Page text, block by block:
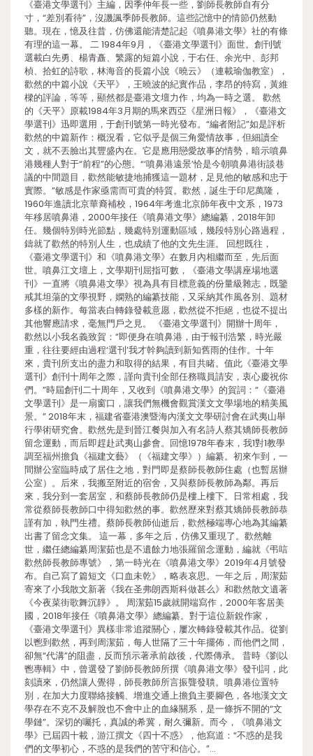
《臺港文學選刊》主編，因季仲年長一些，劉師長教師自有分
寸，“差別看待”，沒譏諷季師長教師。這些記憶中的情節仍然動
聽。現在，憶及往昔，仿佛還能清楚記起《噴鼻港文學》社的有條
有理的這一幕。 二 1984年9月，《臺港文學選刊》面世。創刊號
選載白先勇、楊青矗、繁露的短篇小說，于右任、余光中、彭邦
楨、拾虹的詩歌，林海音的長篇小說《曉云》（連載瑜伽教室），
歡然的中篇小說《天平》，王曉波的紀實作品，李昂的特寫，黃維
樑的評論，等等，顯然都是臺港文壇力作，均為一時之選。 歡然
的《天平》原載1984年3月期的馬來西亞《星洲日報》，《臺港文
學選刊》迅即選用，于創刊號第一時光發布。“編者附記”如是評析
歡然的中篇新作：概況看，它似乎是個三角愛情故事，但細讀全
文，就不丟臉出其豐盛內在。它是應用戀愛故事的情勢，暗示噴鼻
港幾種人對于“前程”的心態。“‘噴鼻港遠景’恰是今朝噴鼻港街談巷
議的中間題目，歡然能敏捷地捕獲這一題材，足見他的敏感和忠于
實際。”敏感是作家亟需而可貴的特質。歡然，誕生于印尼萬隆，
1960年進讀北京華裔補校，1964年考進北京師年夜中文系，1973
年移居噴鼻港，2000年接任《噴鼻港文學》總編纂，2018年卸
任。幾個特別時光節點，幾處特別運動區域，幾段特別心路過程，
鑄就了歡然的特別人生，也成績了他的文先生涯。 回想既往，
《臺港文學選刊》和《噴鼻港文學》在數月內相繼而至，先后面
世。噴鼻江文壇上，文學期刊屈指可數，《臺港文學講座場地選
刊》一直將《噴鼻港文學》視為具有目標意義的份量級雜志，既鑒
戒其坦蕩的文學視野，嫻熟的編纂技能，又采納其作風各別、題材
多樣的新作。每當表白轉錄發載意愿，歡然從不拒絕，也從不提出
其他響應請求，毫無門戶之見。 《臺港文學選刊》開辦十周年，
歡然以小我名義致賀：“即便身在噴鼻港，由于報刊浩繁，時光嚴
重，往往要經由過程‘選刊’我才幹夠讀到新知舊雨的佳作。十年
來，貴刊所支出的盡力和取得的結果，有目共睹。值此《臺港文學
選刊》創刊十周年之際，謹向貴刊全部任務職員請安，衷心慶祝你
們。”時屆創刊二十周年，又收到《噴鼻港文學》的賀詞：“《臺港
文學選刊》是一扇窗口，讓我們無機會觀賞漢文文學場地的精美風
景。” 2018年末，福建省臺港澳暨海內漢文文學研討會在武夷山舉
行學術研究會。歡然先是到晉江餐與加入有名詩人蔡其矯師長教師
留念運動，而后即趕赴武夷山參會。回憶1978年春末，我1對1教學
調至福州擔負《福建文藝》（《福建文學》）編纂。初來乍到，一
間辦公室臨時成了居住之地，對門即是蔡師長教師住處（也暫居辦
公室）。后來，我搬至附近的宿舍，又與蔡師長教師為鄰。再后
來，我分到一套居室，和蔡師長教師仍是樓上樓下。日常相處，我
常從蔡師長教師口中得知歡然的事。歡然歷來對蔡其矯師長教師恭
謹有加，執門生禮。蔡師長教師仙逝后，歡然極端專心地為其編纂
出書了留念文集。 這一幕，多年之后，仿佛又重現了。歡然離
世，繼任總編纂周潔茹也是不遺餘力地張羅留念運動，編就《弔唁
歡然師長教師專號》，第一時光在《噴鼻港文學》2019年4月號發
布。自己寫了篇短文《口血未乾》，略表哀思。一年之后，周潔茹
寄來了小我散文新著《我在圣弗朗西斯科做甚么》和歡然散文遺著
《今夜菜街歌舞沉靜》。 周潔茹15歲就開端寫作，2000年客居美
國，2018年接任《噴鼻港文學》總編纂。對于這位新銳作家，
《臺港文學選刊》異樣非常追蹤關心，屢次轉錄發載其作品。從劉
以鬯到歡然，再到周潔茹，每人世隔了三十年擺佈，而他們之間，
卻無“代溝”的阻盡，反而預示著承前啟後，代際傳承。 昔時《劉以
鬯專輯》中，曾選發了劉師長教師所撰《噴鼻港文學》發刊詞，此
刻讀來，仍然讓人覺得，師長教師所言振聾發聵。噴鼻港位置特
別，在加大力度聯絡接觸、增進交通上擔負主要腳色，各地漢文文
學存在不克不及解脫也不會中止的血緣關系，是一條拆不開的“文
學鏈”。深切的囑托，真誠的希冀，耐久彌新。而今，《噴鼻港文
學》已屆四十載，游江撰文《四十不惑》，他寫道：“不惑的是我
們的文學初心，不惑的是我們的苦守和信心。”…